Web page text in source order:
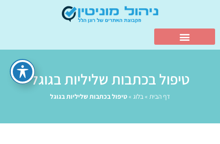
טיפול בכתבות שליליות בגוגל
דף הבית »בלוג »טיפול בכתבות שליליות בגוגל